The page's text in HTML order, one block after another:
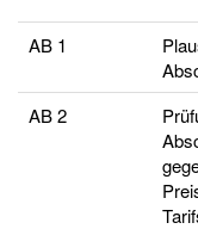
AB 1
AB 2